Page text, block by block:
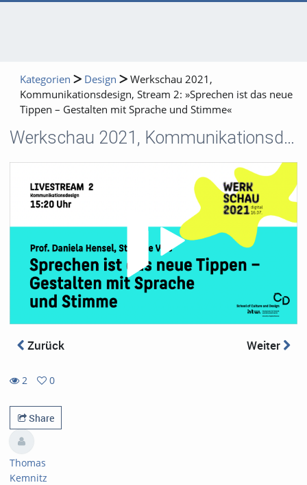
Kategorien Design
Werkschau 2021,
Kommunikationsdesign, Stream 2: »Sprechen ist das neue
Tippen – Gestalten mit Sprache und Stimme«
Werkschau 2021, Kommunikationsdesign, Stream 2: »Sprechen ist das neue Tippen – Gestalten mit Sprache und Stimme«
Zurück Weiter
2
views
0
favorites
Share
Thomas
Kemnitz